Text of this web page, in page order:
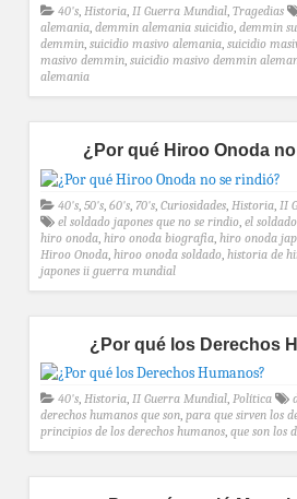
40's Historia II Guerra Mundial Tragedias
alemania demmin alemania suicidio demmin
demmin suicidio masivo alemania suicidio
masivo demmin suicidio masivo demmin
alemania
¿Por qué Hiroo Onoda
40's 50's 60's 70's Curiosidades Historia II
el soldado japones que no se rindio el
hiro onoda hiro onoda biografia hiro onoda
Hiroo Onoda hiroo onoda soldado historia de
japones ii guerra mundial
¿Por qué los Derechos
40's, Historia, II Guerra Mundial, Política
derechos humanos que son, para que sirven los
principios de los derechos humanos, que son los